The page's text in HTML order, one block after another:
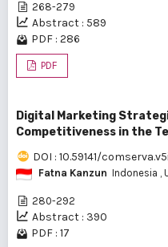
268-279
Abstract : 589
PDF : 286
PDF
Digital Marketing
Competitiveness in the
DOI : 10.59141/
Fatna Kanzun Indonesia ,
280-292
Abstract : 390
PDF : 17